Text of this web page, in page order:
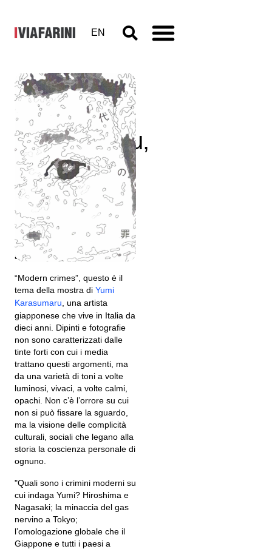
EN
Yumi
Karasumaru,
Modern
Crimes
8 - 28 febbraio 1999
a cura di Francesca Pasini
“Modern crimes”, questo è il
tema della mostra di Yumi
Karasumaru , una artista
giapponese che vive in Italia da
dieci anni. Dipinti e fotografie
non sono caratterizzati dalle
tinte forti con cui i media
trattano questi argomenti, ma
da una varietà di toni a volte
luminosi, vivaci, a volte calmi,
opachi. Non c’è l’orrore su cui
non si può fissare la sguardo,
ma la visione delle complicità
culturali, sociali che legano alla
storia la coscienza personale di
ognuno.
"Quali sono i crimini moderni su
cui indaga Yumi? Hiroshima e
Nagasaki; la minaccia del gas
nervino a Tokyo;
l’omologazione globale che il
Giappone e tutti i paesi a